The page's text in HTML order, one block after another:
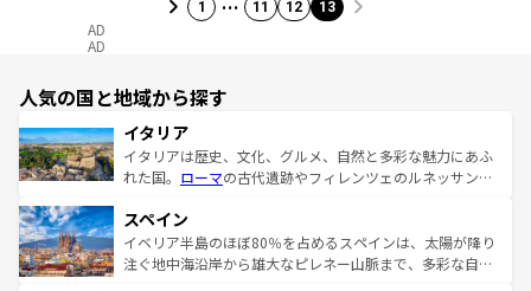
1 11 12 13
AD
AD
人気の国と地域から探す
イタリア
イタリアは歴史、文化、グルメ、自然と多彩な魅力にあふ
れた国。 ローマの古代遺跡やフィレンツェのルネッサンス
ろん、トスカーナの美しい田園風景やアマルフィ海岸の絶
景など、自然景観も見逃せない。観光の合間には、本場の
ピザやパスタなど、絶品のイタリア料理を堪能することも
スペイン
イベリア半島のほぼ80％を占めるスペインは、太陽が降り
注ぐ地中海沿岸から雄大なピレネー山脈まで、多彩な自然